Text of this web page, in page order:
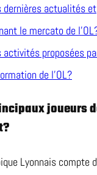
dernières actualités et
le mercato de
activités proposées
de l’OL?
joueurs
Lyonnais compte